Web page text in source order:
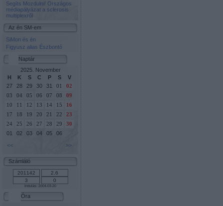
Segíts Mozdulni! Országos
médiapályázat a sclerosis
multiplexről
Az én SM-em
SiMon és én
Figyusz alias Észbontó
Naptár
2025. November
H
K S C P S
V
27
28 29 30 31 01
02
03
04 05 06 07 08
09
10
11 12 13 14 15
16
17
18 19 20 21 22
23
24
25 26 27 28 29 30
01 02 03 04 05
06
<<
>>
Számláló
Indulás: 2004-03-20
Óra